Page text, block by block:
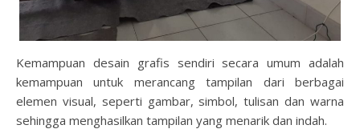
Kemampuan desain grafis sendiri secara umum adalah
kemampuan untuk merancang tampilan dari berbagai
elemen visual, seperti gambar, simbol, tulisan dan warna
sehingga menghasilkan tampilan yang menarik dan indah.